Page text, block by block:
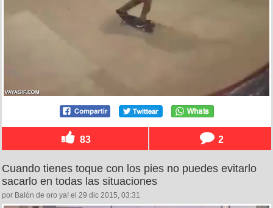
83 2
Cuando tienes toque con los pies no puedes evitarlo
sacarlo en todas las situaciones
por Balón de oro ya! el 29 dic 2015, 03:31